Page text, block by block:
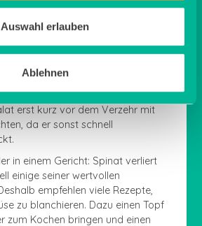
Auswahl erlauben
Ablehnen
kommt, solltest du ihn gründlich
und Sandreste zu entfernen.
Blätter des Spinats können recht
kannst Du ihn entweder
die Blätter ganz lassen. Kleiner
erst kurz vor dem Verzehr mit
da er sonst schnell
in einem Gericht: Spinat verliert
einige seiner wertvollen
empfehlen viele Rezepte,
zu blanchieren. Dazu einen Topf
zum Kochen bringen und einen